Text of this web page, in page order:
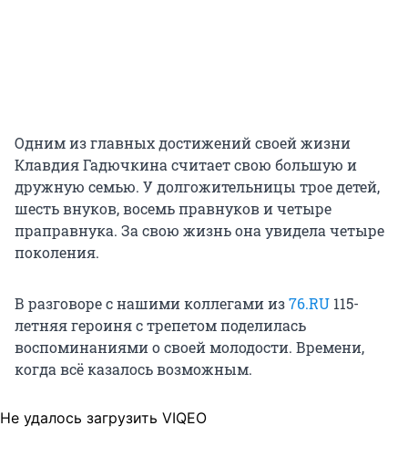
Одним из главных достижений своей жизни
Клавдия Гадючкина считает свою большую и
дружную семью. У долгожительницы трое детей,
шесть внуков, восемь правнуков и четыре
праправнука. За свою жизнь она увидела четыре
поколения.
В разговоре с нашими коллегами из76.RU 115-
летняя героиня с трепетом поделилась
воспоминаниями о своей молодости. Времени,
когда всё казалось возможным.
Не удалось загрузить VIQEO